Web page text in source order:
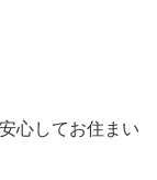
心してお住まい